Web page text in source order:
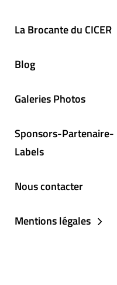
La Brocante du CICER
Blog
Galeries Photos
Sponsors-Partenaire-
Labels
Nous contacter
Mentions légales